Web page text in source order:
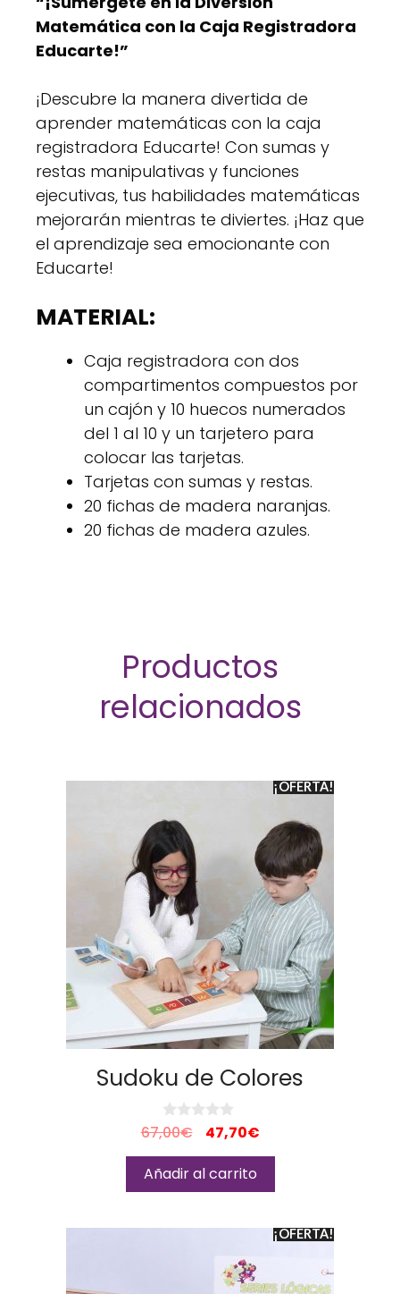
Matemática con la Caja Registradora
Educarte!”
¡Descubre la manera divertida de
aprender matemáticas con la caja
registradora Educarte! Con sumas y
restas manipulativas y funciones
ejecutivas, tus habilidades matemáticas
mejorarán mientras te diviertes. ¡Haz que
el aprendizaje sea emocionante con
Educarte!
MATERIAL:
Caja registradora con dos
compartimentos compuestos por
un cajón y 10 huecos numerados
del 1 al 10 y un tarjetero para
colocar las tarjetas.
Tarjetas con sumas y restas.
20 fichas de madera naranjas.
20 fichas de madera azules.
Productos
relacionados
¡OFERTA!
Sudoku de Colores
V
l
o
r
a
67,00€ 47,70€
Añadir al carrito
¡OFERTA!